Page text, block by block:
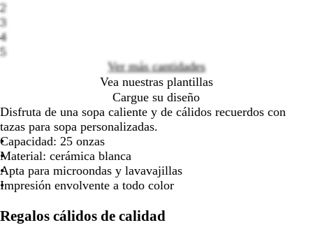
arrastrar
las
flechas
para
arrastrar
las
flechas
para
arrastrar
2
3
4
5
Ver más cantidades
Vea nuestras plantillas
Cargue su diseño
Disfruta de una sopa caliente y de cálidos recuerdos con
tazas para sopa personalizadas.
Capacidad: 25 onzas
Material: cerámica blanca
Apta para microondas y lavavajillas
Impresión envolvente a todo color
Regalos cálidos de calidad